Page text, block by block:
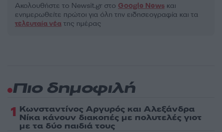
Ακολουθήστε το Νewsit.gr στο Google News και
ενημερωθείτε πρώτοι για όλη την ειδησεογραφία και τα
τελευταία νέα της ημέρας
Πιο δημοφιλή
1 Κωνσταντίνος Αργυρός και Αλεξάνδρα
Νίκα κάνουν διακοπές με πολυτελές γιοτ
με τα δύο παιδιά τους